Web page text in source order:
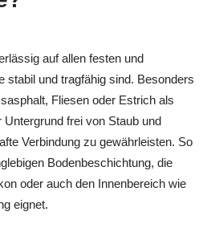
auf allen festen und
stabil und tragfähig sind. Besonders
Fliesen oder Estrich als
frei von Staub und
Verbindung zu gewährleisten. So
Bodenbeschichtung, die
oder auch den Innenbereich wie
eignet.